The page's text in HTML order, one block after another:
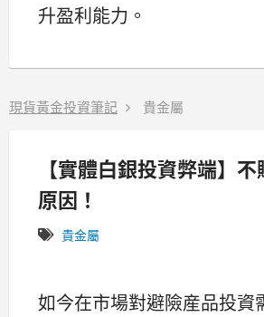
升盈利能力。
現貨黃金投資筆記 貴金屬
【實體白銀投資弊端】
原因！
貴金屬
如今在市場對避險産品投資